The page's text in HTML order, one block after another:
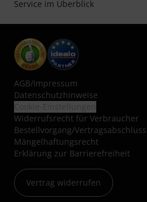
Service im Überblick
AGB/Impressum
Datenschutzhinweise
Widerrufsrecht für Verbraucher
Bestellvorgang/Vertragsabschluss
Mängelhaftungsrecht
Erklärung zur Barrierefreiheit
Vertrag widerrufen